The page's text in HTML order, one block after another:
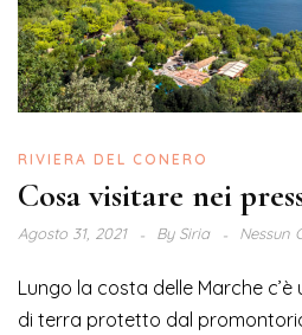
RIVIERA DEL CONERO
Cosa visitare nei
Agosto 31, 2021 BySiria Nessun
Lungo la costa delle Marche
di terra protetto dal